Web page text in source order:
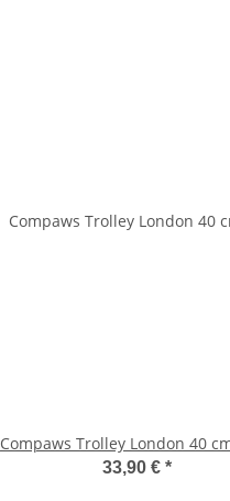
Compaws Trolley London 40
33,90 € *